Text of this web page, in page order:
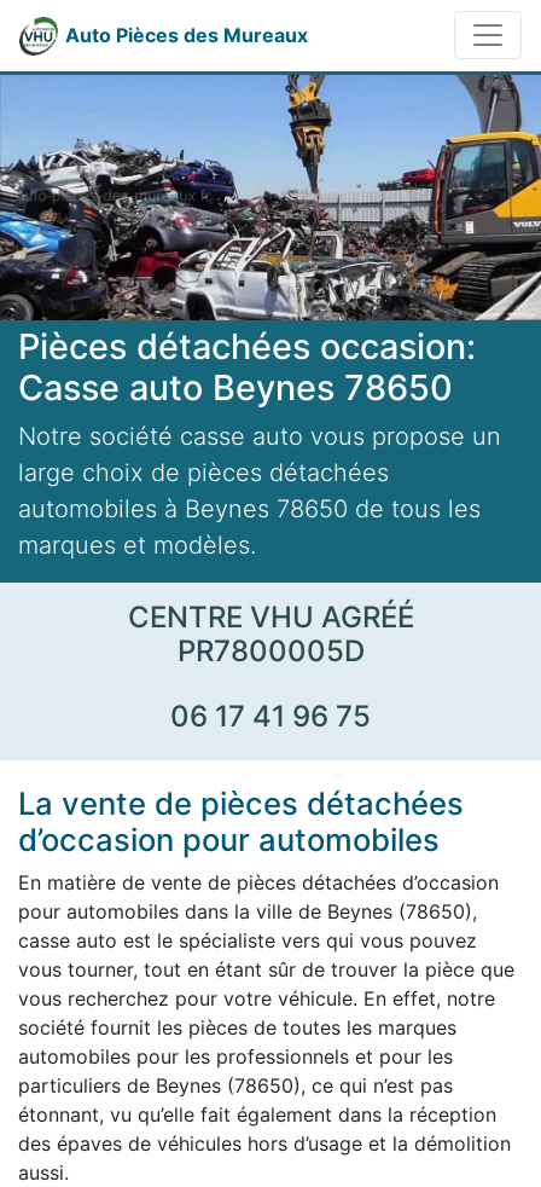
Auto Pièces des Mureaux
Pièces détachées occasion:
Casse auto Beynes 78650
Notre société casse auto vous propose un
large choix de pièces détachées
automobiles à Beynes 78650 de tous les
marques et modèles.
CENTRE VHU AGRÉÉ
PR7800005D
06 17 41 96 75
La vente de pièces détachées
d’occasion pour automobiles
En matière de vente de pièces détachées d’occasion
pour automobiles dans la ville de Beynes (78650),
casse auto est le spécialiste vers qui vous pouvez
vous tourner, tout en étant sûr de trouver la pièce que
vous recherchez pour votre véhicule. En effet, notre
société fournit les pièces de toutes les marques
automobiles pour les professionnels et pour les
particuliers de Beynes (78650), ce qui n’est pas
étonnant, vu qu’elle fait également dans la réception
des épaves de véhicules hors d’usage et la démolition
aussi.